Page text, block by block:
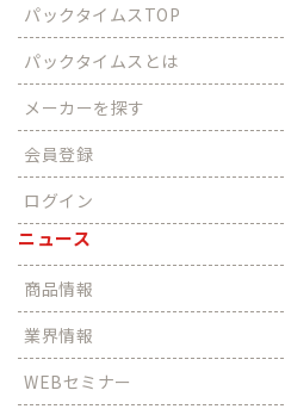
パックタイムスTOP
パックタイムスとは
メーカーを探す
会員登録
ログイン
ニュース
商品情報
業界情報
WEBセミナー